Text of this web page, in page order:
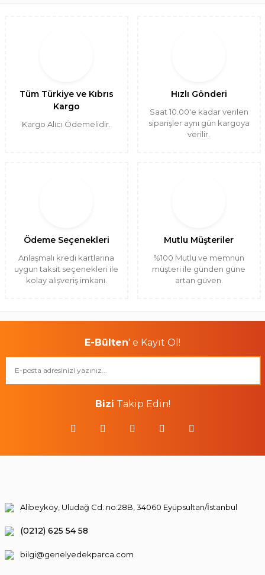
Tüm Türkiye ve Kıbrıs
Kargo
Kargo Alıcı Ödemelidir.
Hızlı Gönderi
Saat 10.00'e kadar verilen
siparişler aynı gün kargoya
verilir.
Ödeme Seçenekleri
Anlaşmalı kredi kartlarına
uygun taksit seçenekleri ile
kolay alışveriş imkanı.
Mutlu Müşteriler
%100 Mutlu ve memnun
müşteri ile günden güne
artan güven.
E-Bülten' e Kayıt Ol!
Bizi Takip Edin!
Alibeyköy, Uludağ Cd. no:28B, 34060 Eyüpsultan/İstanbul
(0212) 625 54 58
bilgi@genelyedekparca.com